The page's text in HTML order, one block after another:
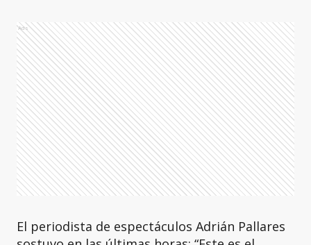
Ads
El periodista de espectáculos Adrián Pallares